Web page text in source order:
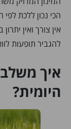
הכי נכון ללכת
אין צורך ואין
להגביר תופעות
איך
היומית?